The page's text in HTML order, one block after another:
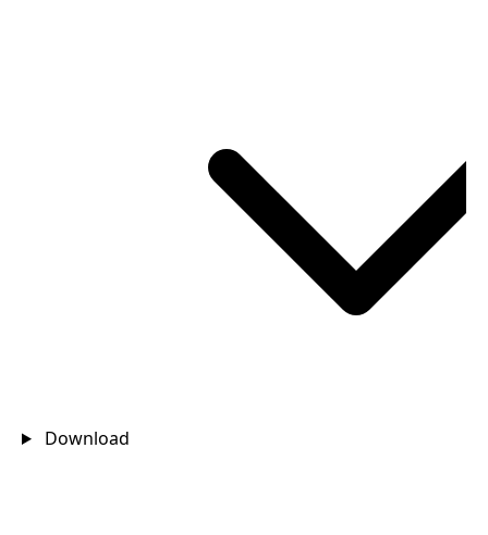
Download